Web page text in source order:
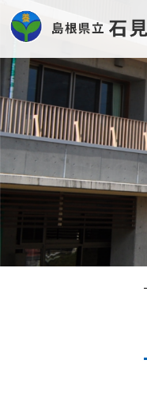
このページの本文へ